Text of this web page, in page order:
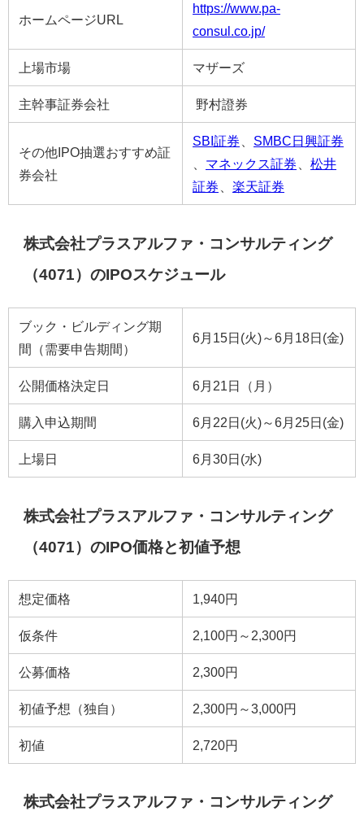
ホームページURL
https://www.pa-
consul.co.jp/
上場市場 マザーズ
主幹事証券会社 野村證券
その他IPO抽選おすすめ証
券会社
SBI証券
SMBC日興証券
マネックス証券
松井
証券
楽天証券
株式会社プラスアルファ・コンサルティング
（4071）のIPOスケジュール
ブック・ビルディング期
間（需要申告期間）
6月15日(火)～6月18日(金)
公開価格決定日 6月21日（月）
購入申込期間 6月22日(火)～6月25日(金)
上場日 6月30日(水)
株式会社プラスアルファ・コンサルティング
（4071）のIPO価格と初値予想
想定価格 1,940円
仮条件 2,100円～2,300円
公募価格 2,300円
初値予想（独自） 2,300円～3,000円
初値 2,720円
株式会社プラスアルファ・コンサルティング